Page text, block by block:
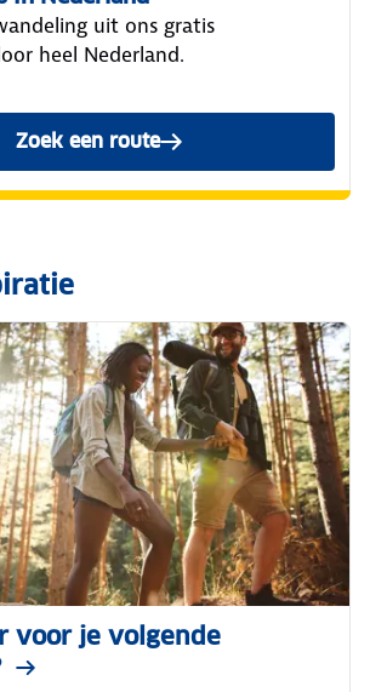
uit ons gratis
heel Nederland.
Zoek een route
voor je volgende